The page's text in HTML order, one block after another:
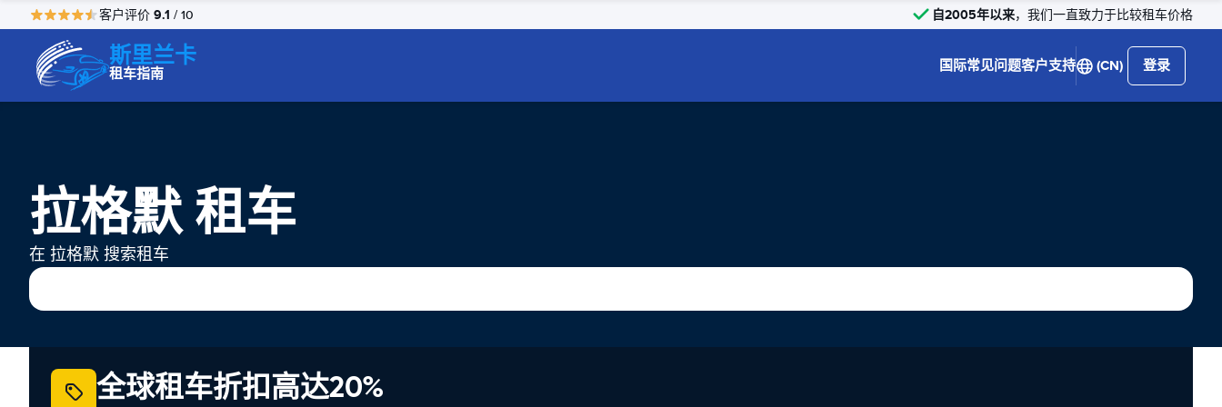
客户评价 9.1 / 10 自2005年以来，我们一直致力于比较租车价格
斯里兰卡
租车指南 国际常见问题客户支持 (CN) 登录
拉格默 租车
在 拉格默 搜索租车
全球租车折扣高达20%